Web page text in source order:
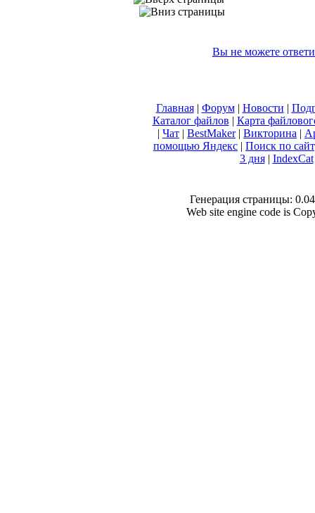
Вы не можете
Главная| Форум| Новости |
Каталог файлов | Карта
| Чат | BestMaker| Викторина |
помощью Яндекс | Поиск по
3 дня| IndexCat
Генерация страницы:
Web site engine code is